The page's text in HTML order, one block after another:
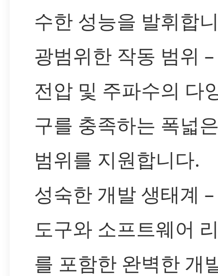
수한 성능을 발휘합
광범위한 작동 범위
전압 및 주파수의 다
구를 충족하는 폭넓
범위를 지원합니다.
성숙한 개발 생태계
도구와 소프트웨어
를 포함한 완벽한 개